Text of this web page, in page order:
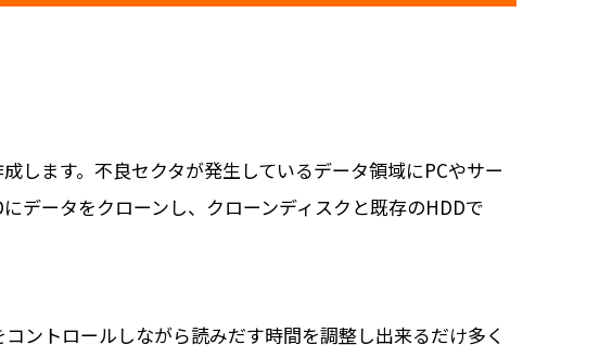
します。不良セクタが発生しているデータ領域にPCやサー
データをクローンし、クローンディスクと既存のHDDで
ントロールしながら読みだす時間を調整し出来るだけ多く